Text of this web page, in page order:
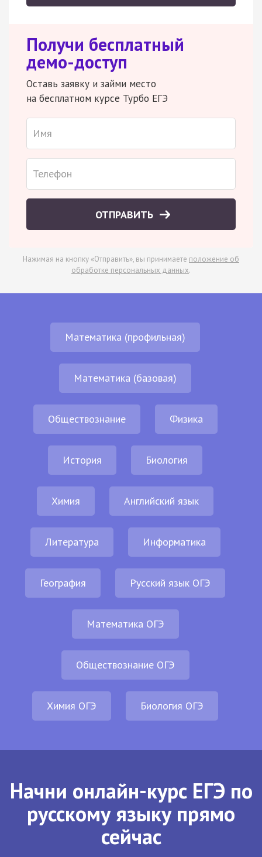
Получи бесплатный
демо-доступ
Оставь заявку и займи место
на бесплатном курсе Турбо ЕГЭ
ОТПРАВИТЬ
Нажимая на кнопку «Отправить», вы принимаете положение об
обработке персональных данных.
Математика (профильная)
Математика (базовая)
Обществознание Физика
История Биология
Химия Английский язык
Литература Информатика
География Русский язык ОГЭ
Математика ОГЭ
Обществознание ОГЭ
Химия ОГЭ Биология ОГЭ
Начни онлайн-курс ЕГЭ по
русскому языку прямо
сейчас